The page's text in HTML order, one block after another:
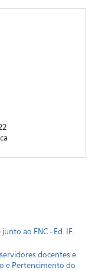
ao FNC - Ed. IF.
docentes e
e Pertencimento do